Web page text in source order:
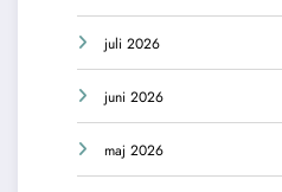
juli 2026
juni 2026
maj 2026